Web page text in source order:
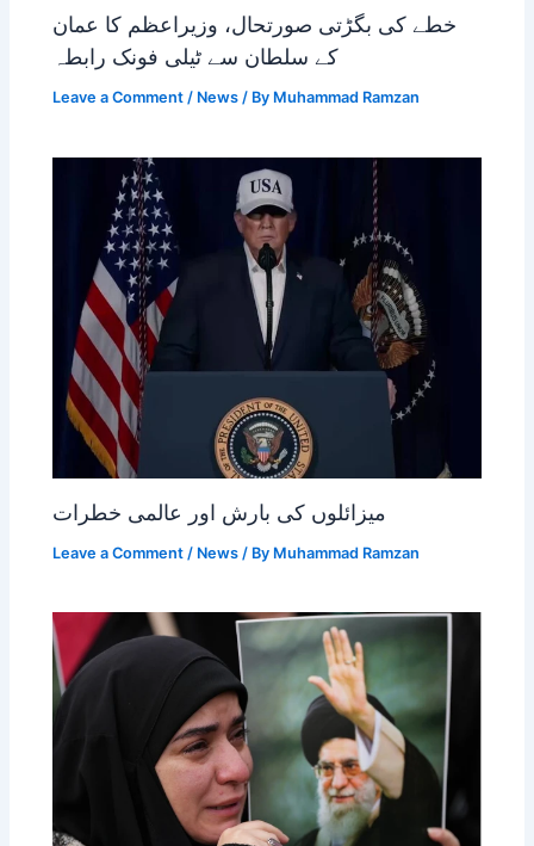
خطے کی بگڑتی صورتحال، وزیراعظم کا عمان
کے سلطان سے ٹیلی فونک رابطہ
Leave a Comment / News / By Muhammad Ramzan
میزائلوں کی بارش اور عالمی خطرات
Leave a Comment / News / By Muhammad Ramzan